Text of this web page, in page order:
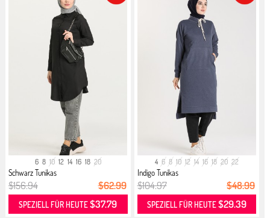
6 8 10 12 14 16 18 20
Schwarz Tunikas
$156.94 $62.99
SPEZIELL FÜR HEUTE$37.79
4 6 8 10 12 14 16 18 20 22
Indigo Tunikas
$104.97 $48.99
SPEZIELL FÜR HEUTE$29.39